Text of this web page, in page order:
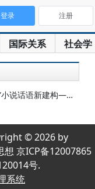
国际关系 社会学
登录 注册
构——以孙甘露《千里江山
© 2026 by
京ICP备12007865
号.
系统